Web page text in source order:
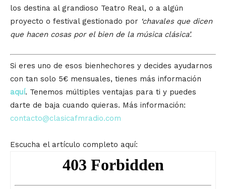
los destina al grandioso Teatro Real, o a algún
proyecto o festival gestionado por ‘chavales que dicen
que hacen cosas por el bien de la música clásica’.
Si eres uno de esos bienhechores y decides ayudarnos
con tan solo 5€ mensuales, tienes más información
aquí. Tenemos múltiples ventajas para ti y puedes
darte de baja cuando quieras. Más información:
contacto@clasicafmradio.com
Escucha el artículo completo aquí: